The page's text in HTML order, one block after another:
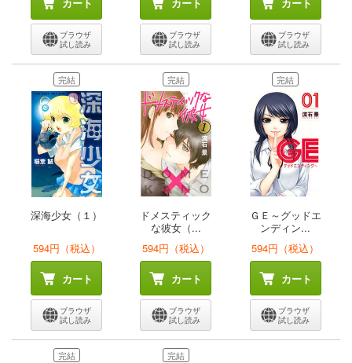
ブラウザ
試し読み
ブラウザ
試し読み
ブラウザ
試し読み
完結
深海少女（１）
594円（税込）
カート
ブラウザ
試し読み
完結
ドメスティック
な彼女（...
594円（税込）
カート
ブラウザ
試し読み
完結
ＧＥ～グッドエ
ンディン...
594円（税込）
カート
ブラウザ
試し読み
完結 完結